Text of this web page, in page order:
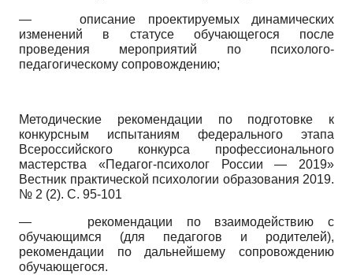
—описание проектируемых динамических
изменений в статусе обучающегося после
проведения мероприятий по психолого-
педагогическому сопровождению;
Методические рекомендации по подготовке к
конкурсным испытаниям федерального этапа
Всероссийского конкурса профессионального
мастерства «Педагог-психолог России — 2019»
Вестник практической психологии образования 2019.
№ 2 (2). С. 95-101
— рекомендации по взаимодействию с
обучающимся (для педагогов и родителей),
рекомендации по дальнейшему сопровождению
обучающегося.